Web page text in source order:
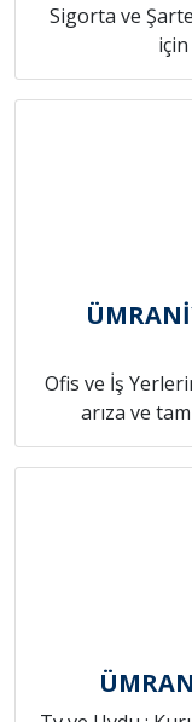
Sigorta ve
Ofis ve İş
arıza ve